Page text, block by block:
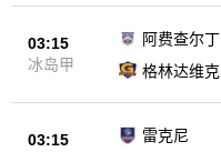
03:15
冰岛甲
阿费查尔丁
格林达维克
03:15
雷克尼